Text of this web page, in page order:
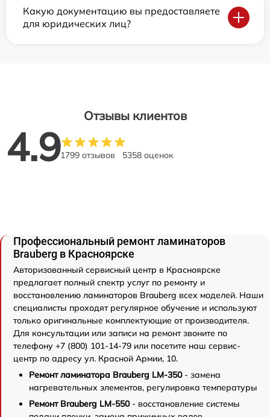
Какую документацию вы предоставляете
для юридических лиц?
Отзывы клиентов
4.91799 отзывов 5358 оценок
Профессиональный ремонт ламинаторов
Brauberg в Красноярске
Авторизованный сервисный центр в Красноярске
предлагает полный спектр услуг по ремонту и
восстановлению ламинаторов Brauberg всех моделей. Наши
специалисты проходят регулярное обучение и используют
только оригинальные комплектующие от производителя.
Для консультации или записи на ремонт звоните по
телефону +7 (800) 101-14-79 или посетите наш сервис-
центр по адресу ул. Красной Армии, 10.
Ремонт ламинатора Brauberg LM-350- замена
нагревательных элементов, регулировка температуры
Ремонт Brauberg LM-550- восстановление системы